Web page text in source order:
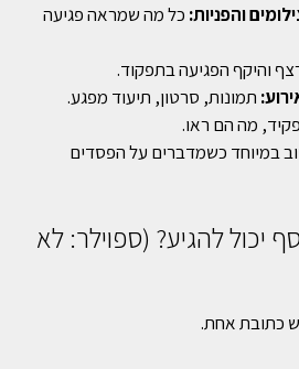
והפניות: כל מה שמראה פגיעה
והיקף הפגיעה בתפקוד.
תמונות, סרטון, תיעוד מפגע.
מה הם ראו.
במיוחד כשמדברים על הפסדים
יכול להגיע? (ספוילר: לא
כתובת אחת.